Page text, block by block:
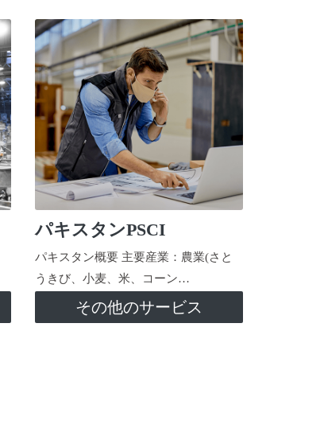
パキスタンPSCI
パキスタン概要 主要産業：農業(さと
うきび、小麦、米、コーン…
その他のサービス